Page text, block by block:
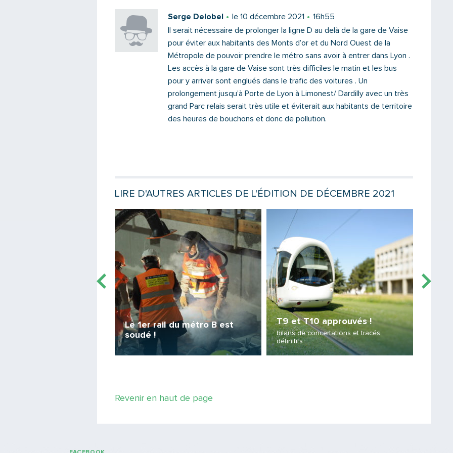
Message
PARTAGER
Serge Delobel le 10 décembre 2021
16h55
Il serait nécessaire de prolonger la ligne D au delà de la gare de Vaise
pour éviter aux habitants des Monts d’or et du Nord Ouest de la
Métropole de pouvoir prendre le métro sans avoir à entrer dans Lyon .
Les accès à la gare de Vaise sont très difficiles le matin et les bus
pour y arriver sont englués dans le trafic des voitures . Un
prolongement jusqu’à Porte de Lyon à Limonest/ Dardilly avec un très
grand Parc relais serait très utile et éviterait aux habitants de territoire
des heures de bouchons et donc de pollution.
LIRE D'AUTRES ARTICLES DE L'ÉDITION DE DÉCEMBRE 2021
Lire la suite Lire la suite
Le 1er rail du métro B est
soudé !
T9 et T10 approuvés !
bilans de concertations et tracés
définitifs
Revenir en haut de page